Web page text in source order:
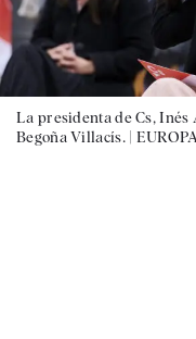
La presidenta de Cs,
Begoña Villacís. |